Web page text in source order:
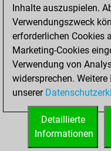
Bauer setzt Matt
Erstickte Matts
Türme auf der
STARTSEITE
Inhalte auszuspielen.
Verwendungszweck
erforderlichen Cookies
Marketing-Cookies
Verwendung von
widersprechen.
unserer
Detaillierte
Informationen